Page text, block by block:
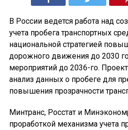
В России ведется работа над
учета пробега транспортных
национальной стратегией
дорожного движения до 2030
мероприятий до 2036-го.
анализ данных о пробеге для
повышения прозрачности
Минтранс, Росстат и
проработкой механизма учета